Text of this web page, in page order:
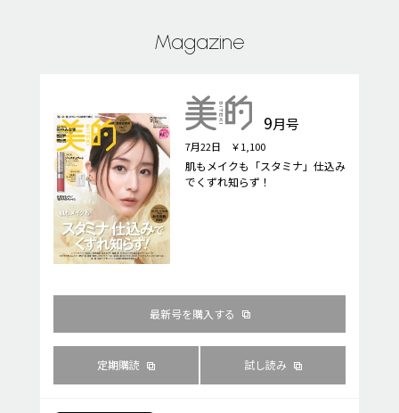
Magazine
9月号
7月22日 ￥1,100
肌もメイクも「スタミナ」仕込み
でくずれ知らず！
最新号を購入する
定期購読 試し読み